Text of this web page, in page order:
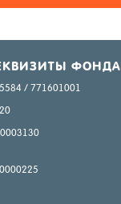
ФОН­ДА
/ 771601001